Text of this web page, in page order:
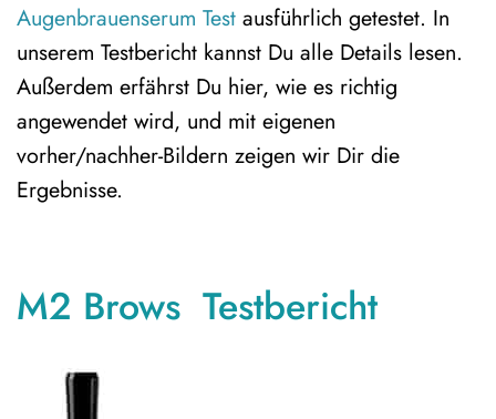
Augenbrauenserum Test ausführlich getestet. In
unserem Testbericht kannst Du alle Details lesen.
Außerdem erfährst Du hier, wie es richtig
angewendet wird, und mit eigenen
vorher/nachher-Bildern zeigen wir Dir die
Ergebnisse.
M2 Brows Testbericht